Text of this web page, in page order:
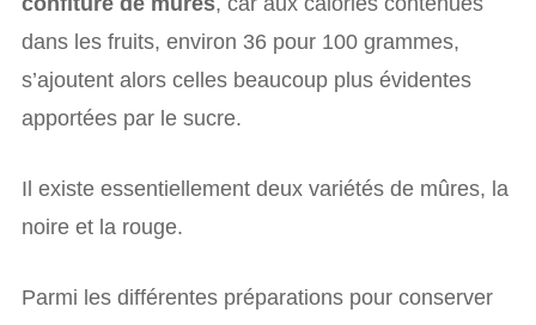
dans les fruits, environ 36 pour 100 grammes,
s’ajoutent alors celles beaucoup plus évidentes
apportées par le sucre.
Il existe essentiellement deux variétés de mûres, la
noire et la rouge.
Parmi les différentes préparations pour conserver